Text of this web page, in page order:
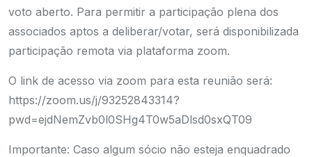
voto aberto. Para permitir a participação plena dos
associados aptos a deliberar/votar, será disponibilizada
participação remota via plataforma zoom.
O link de acesso via zoom para esta reunião será:
https://zoom.us/j/93252843314?
pwd=ejdNemZvb0l0SHg4T0w5aDlsd0sxQT09
Importante: Caso algum sócio não esteja enquadrado